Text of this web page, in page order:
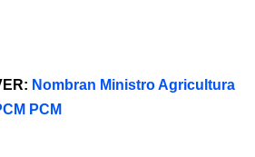
Nombran Ministro Agricultura
PCM